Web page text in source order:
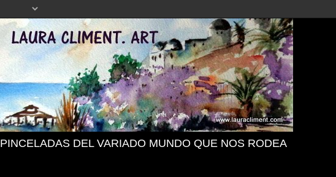
PINCELADAS DEL VARIADO MUNDO QUE NOS RODEA